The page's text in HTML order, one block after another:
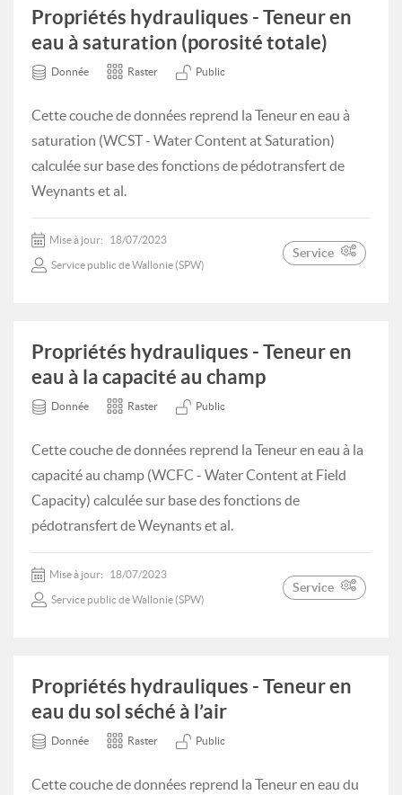
Propriétés hydrauliques - Teneur en
eau à saturation (porosité totale)
Donnée Raster Public
Cette couche de données reprend la Teneur en eau à
saturation (WCST - Water Content at Saturation)
calculée sur base des fonctions de pédotransfert de
Weynants et al.
Mise à jour: 18/07/2023
Service public de Wallonie (SPW)
Service
Propriétés hydrauliques - Teneur en
eau à la capacité au champ
Donnée Raster Public
Cette couche de données reprend la Teneur en eau à la
capacité au champ (WCFC - Water Content at Field
Capacity) calculée sur base des fonctions de
pédotransfert de Weynants et al.
Mise à jour: 18/07/2023
Service public de Wallonie (SPW)
Service
Propriétés hydrauliques - Teneur en
eau du sol séché à l’air
Donnée Raster Public
Cette couche de données reprend la Teneur en eau du